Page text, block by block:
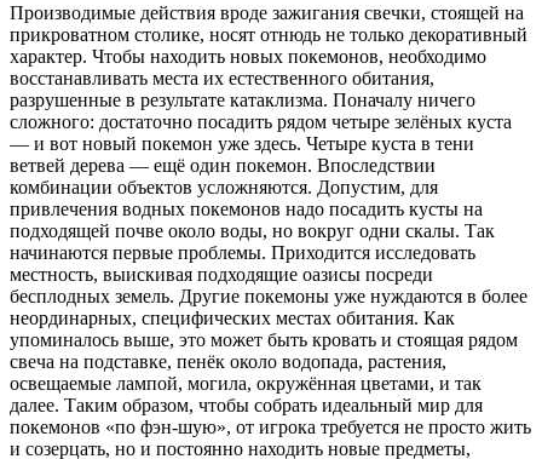
Производимые действия вроде зажигания свечки, стоящей на
прикроватном столике, носят отнюдь не только декоративный
характер. Чтобы находить новых покемонов, необходимо
восстанавливать места их естественного обитания,
разрушенные в результате катаклизма. Поначалу ничего
сложного: достаточно посадить рядом четыре зелёных куста
— и вот новый покемон уже здесь. Четыре куста в тени
ветвей дерева — ещё один покемон. Впоследствии
комбинации объектов усложняются. Допустим, для
привлечения водных покемонов надо посадить кусты на
подходящей почве около воды, но вокруг одни скалы. Так
начинаются первые проблемы. Приходится исследовать
местность, выискивая подходящие оазисы посреди
бесплодных земель. Другие покемоны уже нуждаются в более
неординарных, специфических местах обитания. Как
упоминалось выше, это может быть кровать и стоящая рядом
свеча на подставке, пенёк около водопада, растения,
освещаемые лампой, могила, окружённая цветами, и так
далее. Таким образом, чтобы собрать идеальный мир для
покемонов «по фэн-шую», от игрока требуется не просто жить
и созерцать, но и постоянно находить новые предметы,